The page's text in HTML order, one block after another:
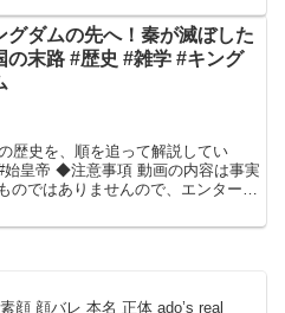
グダムの先へ！秦が滅ぼした
の末路 #歴史 #雑学 #キング
歴史を、順を追って解説してい
始皇帝 ◆注意事項 動画の内容は事実
ではありませんので、エンターテ
顔 顔バレ 本名 正体 ado’s real